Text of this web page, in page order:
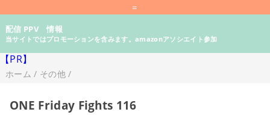
=
配信 PPV 情報
当サイトではプロモーションを含みます。amazonアソシエイト参加
【PR】
ホーム / その他/
ONE Friday Fights 116